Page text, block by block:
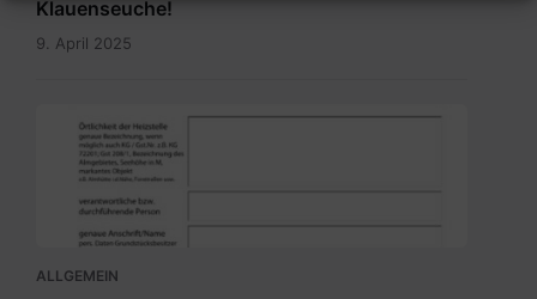
Klauenseuche!
9. April 2025
Meldung_Heizstelle_Brauchtumsfeuer.pdf
ALLGEMEIN